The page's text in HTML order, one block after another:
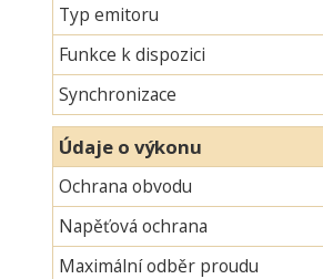
Typ emitoru
Funkce k dispozici
Synchronizace
Údaje o výkonu
Ochrana obvodu
Napěťová ochrana
Maximální odběr proudu